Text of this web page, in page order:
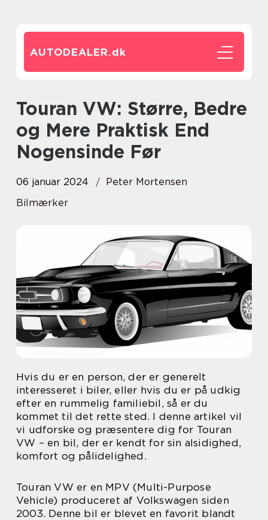
AUTODEALER.dk
Touran VW: Større, Bedre
og Mere Praktisk End
Nogensinde Før
06 januar 2024
Peter Mortensen
Bilmærker
Hvis du er en person, der er generelt
interesseret i biler, eller hvis du er på udkig
efter en rummelig familiebil, så er du
kommet til det rette sted. I denne artikel vil
vi udforske og præsentere dig for Touran
VW – en bil, der er kendt for sin alsidighed,
komfort og pålidelighed.
Touran VW er en MPV (Multi-Purpose
Vehicle) produceret af Volkswagen siden
2003. Denne bil er blevet en favorit blandt